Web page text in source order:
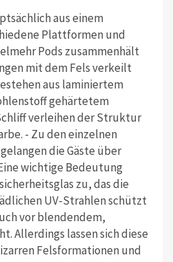
aus einem
Plattformen und
Pods zusammenhält
mit dem Fels verkeilt
aus laminiertem
gehärtetem
verleihen der Struktur
- Zu den einzelnen
die Gäste über
wichtige Bedeutung
zu, das die
UV-Strahlen schützt
vor blendendem,
Allerdings lassen sich diese
Felsformationen und